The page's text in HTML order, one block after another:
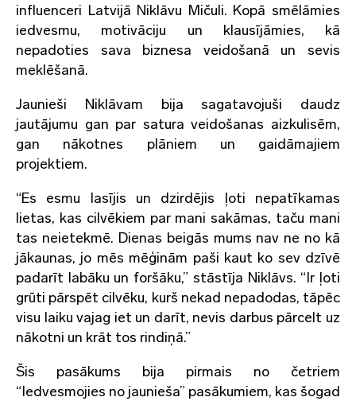
influenceri Latvijā Niklāvu Mičuli. Kopā smēlāmies
iedvesmu, motivāciju un klausījāmies, kā
nepadoties sava biznesa veidošanā un sevis
meklēšanā.
Jaunieši Niklāvam bija sagatavojuši daudz
jautājumu gan par satura veidošanas aizkulisēm,
gan nākotnes plāniem un gaidāmajiem
projektiem.
“Es esmu lasījis un dzirdējis ļoti nepatīkamas
lietas, kas cilvēkiem par mani sakāmas, taču mani
tas neietekmē. Dienas beigās mums nav ne no kā
jākaunas, jo mēs mēģinām paši kaut ko sev dzīvē
padarīt labāku un foršāku,” stāstīja Niklāvs. “Ir ļoti
grūti pārspēt cilvēku, kurš nekad nepadodas, tāpēc
visu laiku vajag iet un darīt, nevis darbus pārcelt uz
nākotni un krāt tos rindiņā.”
Šis pasākums bija pirmais no četriem
“Iedvesmojies no jaunieša” pasākumiem, kas šogad